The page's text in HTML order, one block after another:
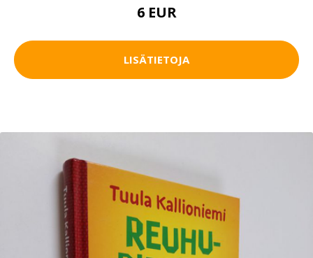
6 EUR
LISÄTIETOJA